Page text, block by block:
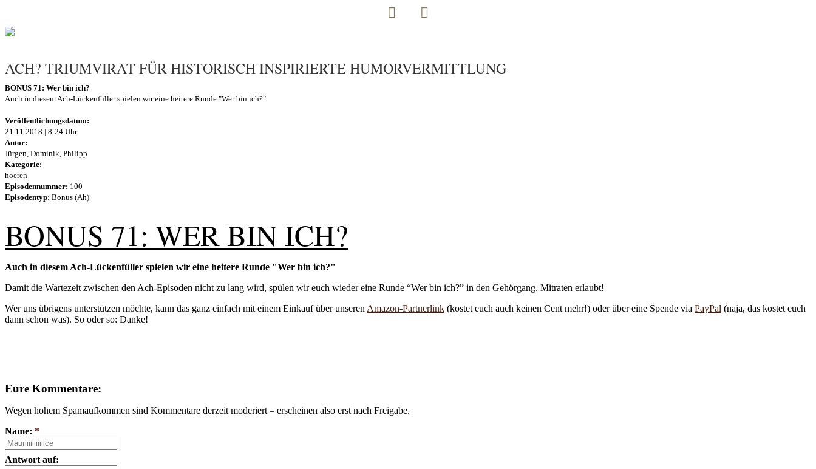
ACH? TRIUMVIRAT FÜR HISTORISCH INSPIRIERTE HUMORVERMITTLUNG
BONUS 71: Wer bin ich?
Auch in diesem Ach-Lückenfüller spielen wir eine heitere Runde "Wer bin ich?"
Veröffentlichungsdatum:
21.11.2018 | 8:24 Uhr
Autor:
Jürgen, Dominik, Philipp
Kategorie:
hoeren
Episodennummer: 100
Episodentyp: Bonus (Ah)
BONUS 71: WER BIN ICH?
Auch in diesem Ach-Lückenfüller spielen wir eine heitere Runde "Wer bin ich?"
Damit die Wartezeit zwischen den Ach-Episoden nicht zu lang wird, spülen wir euch wieder eine Runde “Wer bin ich?” in den Gehörgang. Mitraten erlaubt!
Wer uns übrigens unterstützen möchte, kann das ganz einfach mit einem Einkauf über unseren Amazon-Partnerlink (kostet euch auch keinen Cent mehr!) oder über eine Spende via PayPal (naja, das kostet euch
dann schon was). So oder so: Danke!
Eure Kommentare:
Wegen hohem Spamaufkommen sind Kommentare derzeit moderiert – erscheinen also erst nach Freigabe.
Name: *
Antwort auf: